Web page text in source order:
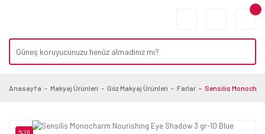
Anasayfa Makyaj Ürünleri Göz Makyaj Ürünleri Farlar Sensilis
%70